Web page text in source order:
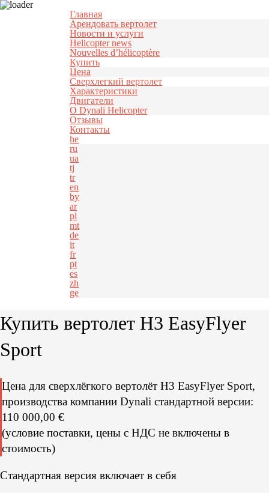
Главная
Арендовать вертолет
Новости и услуги
Helicopter news
Nouvelles d’hélicoptère
Купить
Цена
Cверхлегкий вертолет
Характеристики
Двигатели
О Dynali Helicopter
Отзывы
Контакты
he
ru
ua
tj
tr
en
by
ar
pl
mt
de
it
fr
pt
es
zh
ge
Купить вертолет H3 EasyFlyer
Sport
Цена для сверхлёгкого вертолёт H3 EasyFlyer Sport,
производства компании Dynali стандартной версии:
110 000,00 €
(условие поставки, цены с НДС не включены в
стоимость)
Стандартная версия включает в себя